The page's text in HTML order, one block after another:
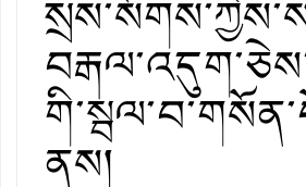
ནས།